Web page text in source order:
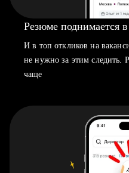
Резюме поднимается
И в топ откликов на
не нужно за этим следить.
чаще